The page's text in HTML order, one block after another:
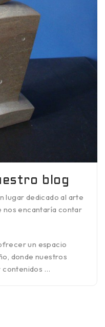
blog
lugar dedicado al arte
nos encantaría contar
un espacio
donde nuestros
contenidos …